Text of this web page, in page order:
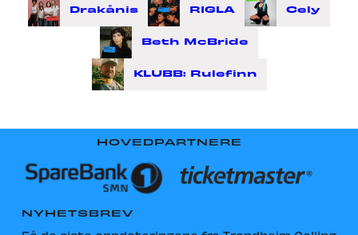
Drakånis RIGLA Cely
Beth McBride
KLUBB: Rulefinn
HOVEDPARTNERE
NYHETSBREV